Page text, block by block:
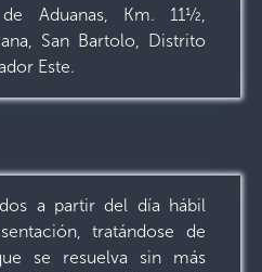
Aduanas, Km. 11½,
San Bartolo, Distrito
Este.
a partir del día hábil
tratándose de
se resuelva sin más